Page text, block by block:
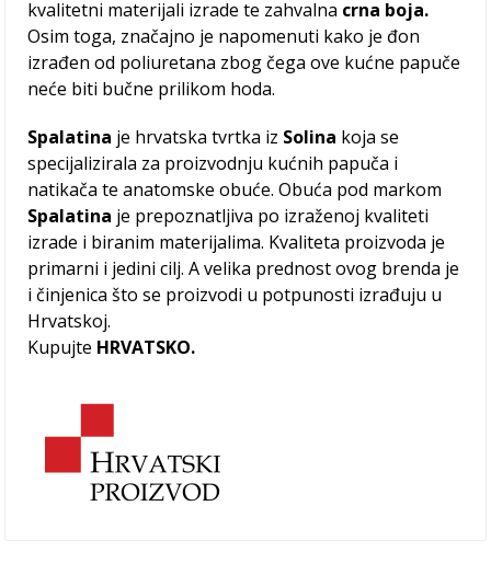
kvalitetni materijali izrade te zahvalna crna boja.
Osim toga, značajno je napomenuti kako je đon
izrađen od poliuretana zbog čega ove kućne papuče
neće biti bučne prilikom hoda.
Spalatina je hrvatska tvrtka iz Solina koja se
specijalizirala za proizvodnju kućnih papuča i
natikača te anatomske obuće. Obuća pod markom
Spalatina je prepoznatljiva po izraženoj kvaliteti
izrade i biranim materijalima. Kvaliteta proizvoda je
primarni i jedini cilj. A velika prednost ovog brenda je
i činjenica što se proizvodi u potpunosti izrađuju u
Hrvatskoj.
Kupujte HRVATSKO.